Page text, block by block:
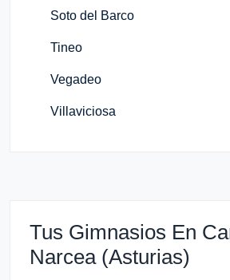
Soto del Barco
Tineo
Vegadeo
Villaviciosa
Tus Gimnasios En
Narcea (Asturias)